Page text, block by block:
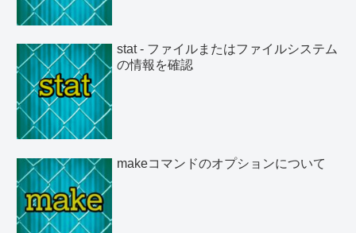
stat - ファイルまたはファイルシステム
の情報を確認
makeコマンドのオプションについて